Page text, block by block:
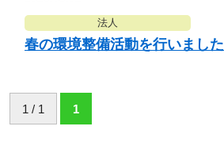
法人
春の環境整備活動を行いました
1 / 1 1